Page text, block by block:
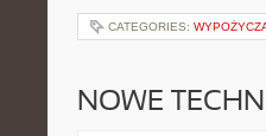
CATEGORIES:
NOWE